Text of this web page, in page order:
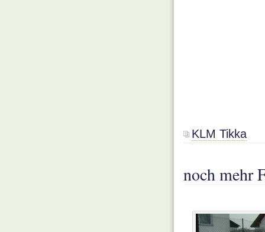
KLM Tikka
noch mehr